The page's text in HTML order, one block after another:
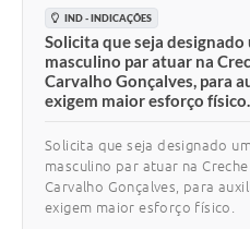
IND - INDICAÇÕES
Solicita que seja
masculino par atuar na
Carvalho Gonçalves, para
exigem maior esforço físico.
Solicita que seja designado
masculino par atuar na
Carvalho Gonçalves, para
exigem maior esforço físico.